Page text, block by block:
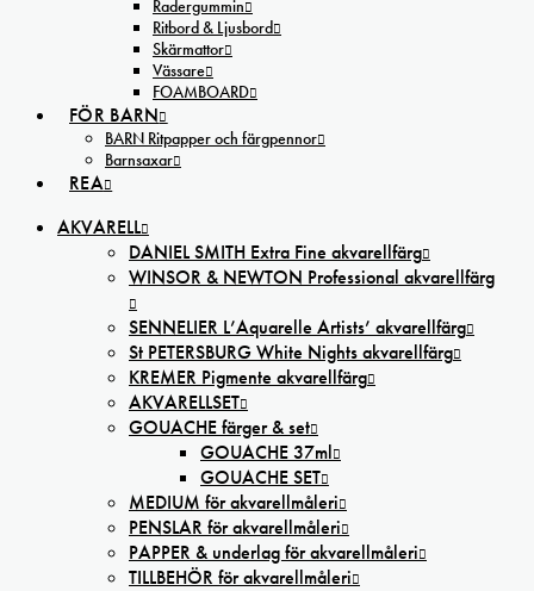
Radergummin
Ritbord & Ljusbord
Skärmattor
Vässare
FOAMBOARD
FÖR BARN
BARN Ritpapper och färgpennor
Barnsaxar
REA
AKVARELL
DANIEL SMITH Extra Fine akvarellfärg
WINSOR & NEWTON Professional akvarellfärg
SENNELIER L’Aquarelle Artists’ akvarellfärg
St PETERSBURG White Nights akvarellfärg
KREMER Pigmente akvarellfärg
AKVARELLSET
GOUACHE färger & set
GOUACHE 37ml
GOUACHE SET
MEDIUM för akvarellmåleri
PENSLAR för akvarellmåleri
PAPPER & underlag för akvarellmåleri
TILLBEHÖR för akvarellmåleri